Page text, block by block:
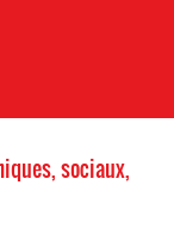
sociaux,